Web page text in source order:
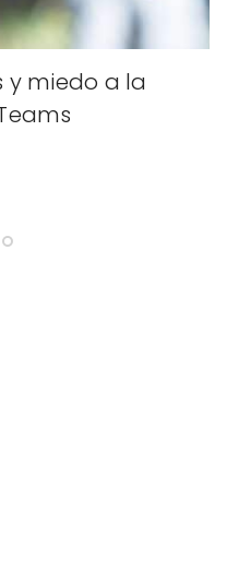
y miedo a la